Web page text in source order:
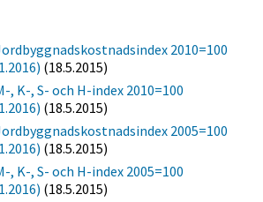
2010=100
(18.5.2015)
, K-, S- och H-index 2010=100
(18.5.2015)
2005=100
(18.5.2015)
, K-, S- och H-index 2005=100
(18.5.2015)